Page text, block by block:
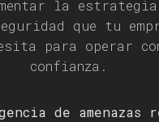
la estrategia
que tu
para operar
confianza.
de amenazas